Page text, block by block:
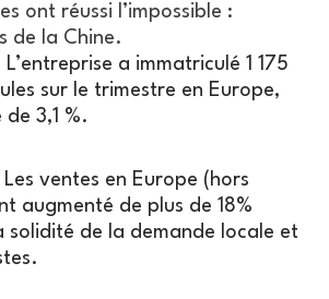
ont réussi l’impossible :
de la Chine.
L’entreprise a immatriculé 1 175
sur le trimestre en Europe,
de 3,1 %.
Les ventes en Europe (hors
augmenté de plus de 18%
solidité de la demande locale et